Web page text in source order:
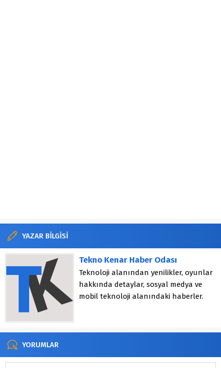
YAZAR BİLGİSİ
Tekno Kenar Haber Odası
Teknoloji alanından yenilikler, oyunlar
hakkında detaylar, sosyal medya ve
mobil teknoloji alanındaki haberler.
YORUMLAR